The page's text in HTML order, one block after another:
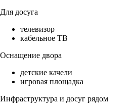
Для досуга
телевизор
кабельное ТВ
Оснащение двора
детские качели
игровая площадка
Инфраструктура и досуг рядом